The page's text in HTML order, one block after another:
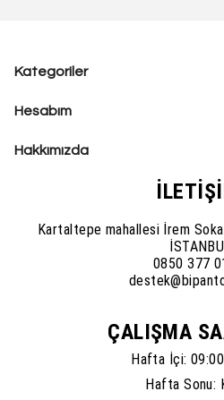
Kategoriler
Hesabım
Hakkımızda
Kartaltepe mahallesi İrem
0850 377
ÇALIŞMA
Hafta İçi:
Hafta Sonu: